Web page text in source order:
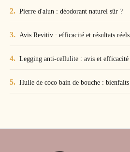
Pierre d'alun : déodorant naturel sûr ?
Avis Revitiv : efficacité et résultats réels
Legging anti-cellulite : avis et efficacité
Huile de coco bain de bouche : bienfaits